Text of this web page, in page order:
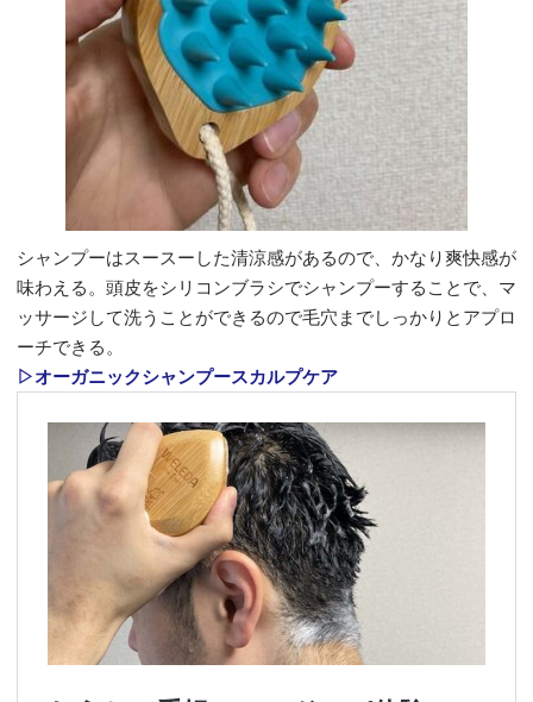
シャンプーはスースーした清涼感があるので、かなり爽快感が
味わえる。頭皮をシリコンブラシでシャンプーすることで、マ
ッサージして洗うことができるので毛穴までしっかりとアプロ
ーチできる。
▷オーガニックシャンプースカルプケア